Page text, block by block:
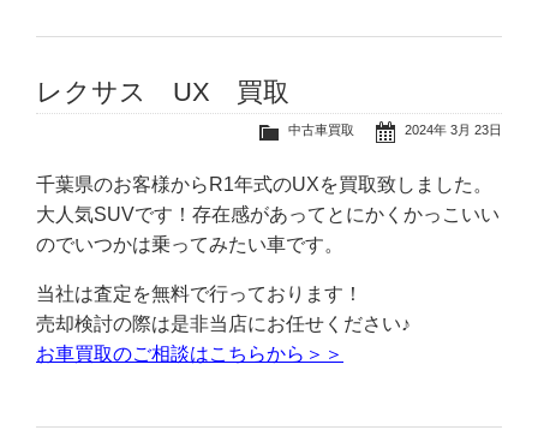
レクサス UX 買取
2024年 3月 23日
中古車買取
千葉県のお客様からR1年式のUXを買取致しました。
大人気SUVです！存在感があってとにかくかっこいい
のでいつかは乗ってみたい車です。
当社は査定を無料で行っております！
売却検討の際は是非当店にお任せください♪
お車買取のご相談はこちらから＞＞